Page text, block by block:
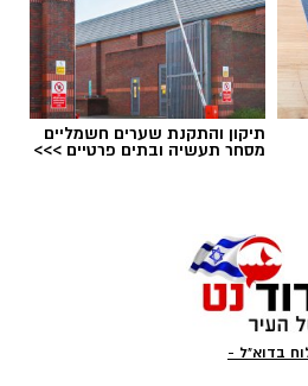
של הקבוצה "אשדוד נט"
אשדוד נט לחצו כאן
את הפעילות בחודש
ווינר, גם הקבוצות
תיקון והתקנת שערים חשמליים
מסחר תעשיה ובתים פרטיים >>>
בדוא"ל -